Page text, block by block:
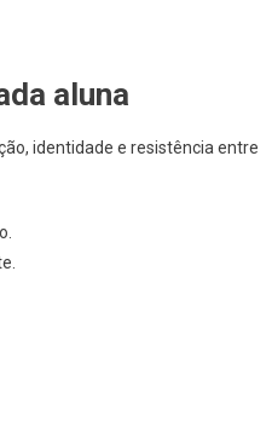
aluna
identidade e resistência entre